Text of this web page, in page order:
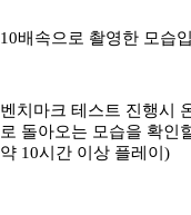
10배속으로 촬영한 모습
벤치마크 테스트 진행시
로 돌아오는 모습을 확인
약 10시간 이상 플레이)